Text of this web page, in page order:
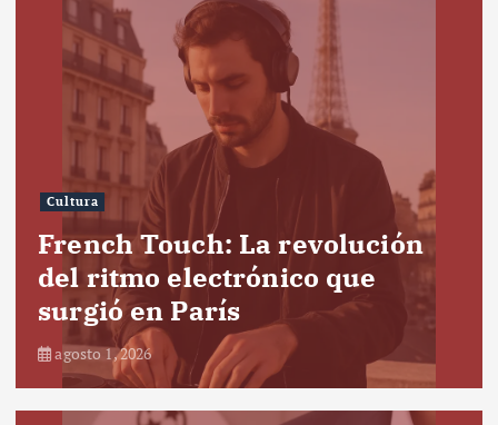
Cultura
French Touch: La revolución
del ritmo electrónico que
surgió en París
agosto 1, 2026